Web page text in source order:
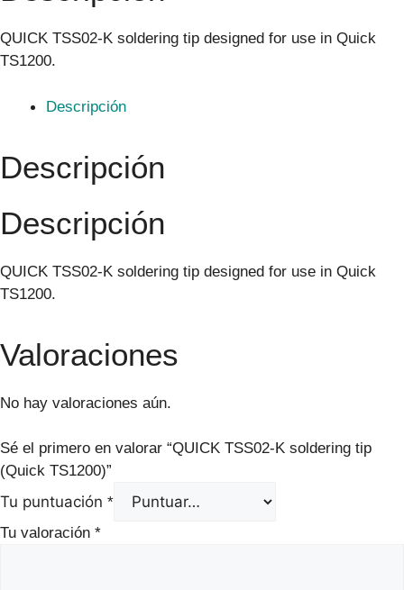
QUICK TSS02-K soldering tip designed for use in Quick
TS1200.
Descripción
Descripción
Descripción
QUICK TSS02-K soldering tip designed for use in Quick
TS1200.
Valoraciones
No hay valoraciones aún.
Sé el primero en valorar “QUICK TSS02-K soldering tip
(Quick TS1200)”
Tu puntuación *
Tu valoración *